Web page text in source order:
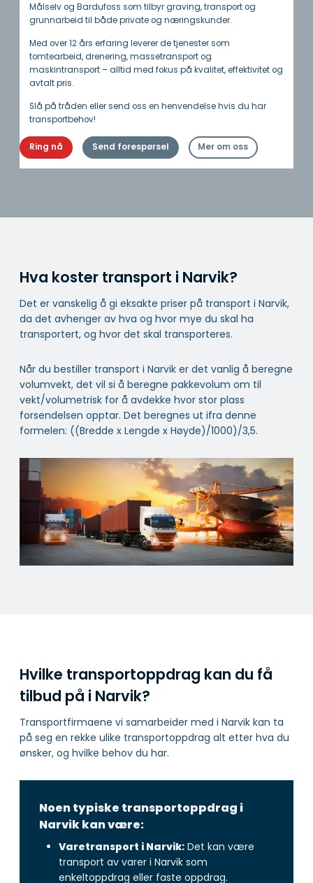
Målselv og Bardufoss som tilbyr graving, transport og
grunnarbeid til både private og næringskunder.
Med over 12 års erfaring leverer de tjenester som
tomtearbeid, drenering, massetransport og
maskintransport – alltid med fokus på kvalitet, effektivitet og
avtalt pris.
Slå på tråden eller send oss en henvendelse hvis du har
transportbehov!
Ring nå Send forespørsel Mer om oss
Hva koster transport i Narvik?
Det er vanskelig å gi eksakte priser på transport i Narvik,
da det avhenger av hva og hvor mye du skal ha
transportert, og hvor det skal transporteres.
Når du bestiller transport i Narvik er det vanlig å beregne
volumvekt, det vil si å beregne pakkevolum om til
vekt/volumetrisk for å avdekke hvor stor plass
forsendelsen opptar. Det beregnes ut ifra denne
formelen: ((Bredde x Lengde x Høyde)/1000)/3,5.
Hvilke transportoppdrag kan du få
tilbud på i Narvik?
Transportfirmaene vi samarbeider med i Narvik kan ta
på seg en rekke ulike transportoppdrag alt etter hva du
ønsker, og hvilke behov du har.
Noen typiske transportoppdrag i
Narvik kan være:
Varetransport i Narvik: Det kan være
transport av varer i Narvik som
enkeltoppdrag eller faste oppdrag.